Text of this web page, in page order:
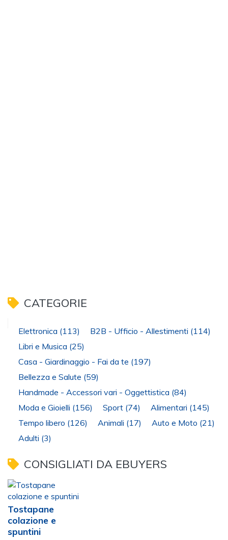
CATEGORIE
Elettronica (113) B2B - Ufficio - Allestimenti (114)
Libri e Musica (25)
Casa - Giardinaggio - Fai da te (197)
Bellezza e Salute (59)
Handmade - Accessori vari - Oggettistica (84)
Moda e Gioielli (156) Sport (74) Alimentari (145)
Tempo libero (126) Animali (17) Auto e Moto (21)
Adulti (3)
CONSIGLIATI DA EBUYERS
Tostapane
colazione e
spuntini